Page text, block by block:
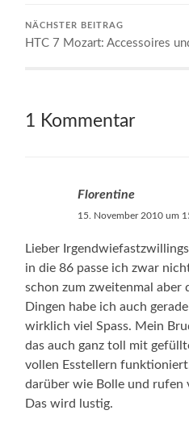
NÄCHSTER BEITRAG
HTC 7 Mozart: Accessoires
1 Kommentar
Florentine
15. November 2010 um
Lieber
in die 86 passe ich zwar
schon zum zweitenmal aber
Dingen habe ich auch
wirklich viel Spass. Mein
das auch ganz toll mit
vollen Esstellern
darüber wie Bolle und rufen
Das wird lustig.